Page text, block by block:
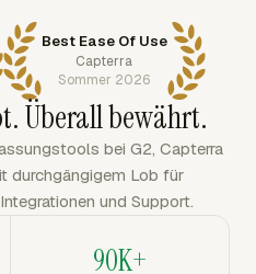
Best Ease Of Use
Capterra
Sommer 2026
Überall bewährt.
bei G2, Capterra
durchgängigem Lob für
und Support.
90K+